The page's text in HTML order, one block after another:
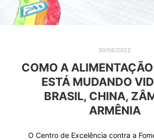
30/06/2022
COMO A
ESTÁ MUDANDO
BRASIL, CHINA,
ARMÊNIA
O Centro de Excelência contra a